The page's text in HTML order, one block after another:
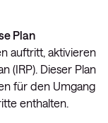
Plan
auftritt, aktivieren
(IRP). Dieser Plan
für den Umgang
enthalten.